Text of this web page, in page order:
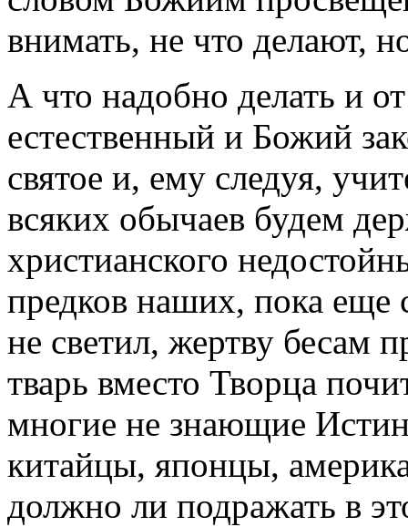
внимать, не что делают,
А что надобно делать и
естественный и Божий
святое и, ему следуя,
всяких обычаев будем
христианского
предков наших, пока еще
не светил, жертву бесам
тварь вместо Творца
многие не знающие
китайцы, японцы,
должно ли подражать в